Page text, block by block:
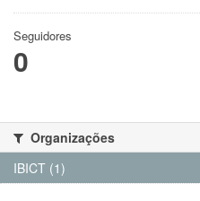
Seguidores
0
Organizações
IBICT (1)